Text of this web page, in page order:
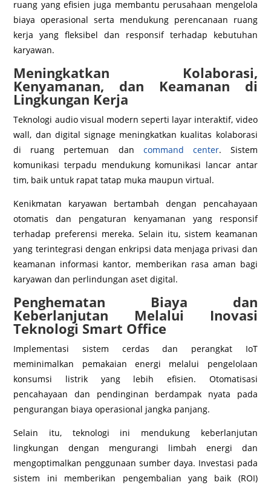
ruang yang efisien juga membantu perusahaan mengelola
biaya operasional serta mendukung perencanaan ruang
kerja yang fleksibel dan responsif terhadap kebutuhan
karyawan.
Meningkatkan Kolaborasi,
Kenyamanan, dan Keamanan di
Lingkungan Kerja
Teknologi audio visual modern seperti layar interaktif, video
wall, dan digital signage meningkatkan kualitas kolaborasi
di ruang pertemuan dan command center. Sistem
komunikasi terpadu mendukung komunikasi lancar antar
tim, baik untuk rapat tatap muka maupun virtual.
Kenikmatan karyawan bertambah dengan pencahayaan
otomatis dan pengaturan kenyamanan yang responsif
terhadap preferensi mereka. Selain itu, sistem keamanan
yang terintegrasi dengan enkripsi data menjaga privasi dan
keamanan informasi kantor, memberikan rasa aman bagi
karyawan dan perlindungan aset digital.
Penghematan Biaya dan
Keberlanjutan Melalui Inovasi
Teknologi Smart Office
Implementasi sistem cerdas dan perangkat IoT
meminimalkan pemakaian energi melalui pengelolaan
konsumsi listrik yang lebih efisien. Otomatisasi
pencahayaan dan pendinginan berdampak nyata pada
pengurangan biaya operasional jangka panjang.
Selain itu, teknologi ini mendukung keberlanjutan
lingkungan dengan mengurangi limbah energi dan
mengoptimalkan penggunaan sumber daya. Investasi pada
sistem ini memberikan pengembalian yang baik (ROI)